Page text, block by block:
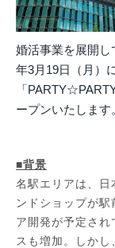
婚活事業を展開し
年3月19日（月）
「
ープンいたします
■背景
名駅エリアは、日
ンドショップが
ア開発が予定さ
スも増加。しか